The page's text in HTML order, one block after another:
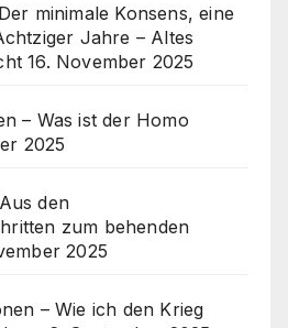
minimale Konsens, eine
Jahre – Altes
16. November 2025
– Was ist der Homo
2025
den
zum behenden
2025
– Wie ich den Krieg